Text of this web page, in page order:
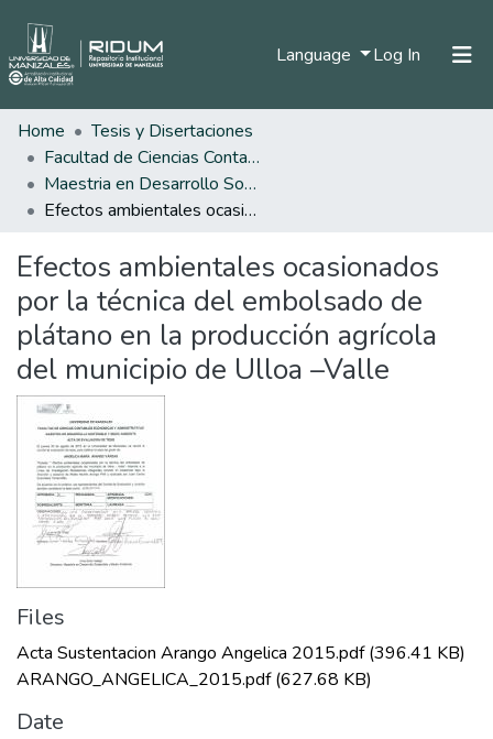
Language Log In (current)
Statistics
Home
Tesis y Disertaciones
Facultad de Ciencias Contables Económicas y Administrativas
Maestria en Desarrollo Sostenible y Medio Ambiente
Efectos ambientales ocasionados por la técnica del embolsado de plátano en la producción agrícola del municipio de Ulloa –Valle
Efectos ambientales ocasionados
por la técnica del embolsado de
plátano en la producción agrícola
del municipio de Ulloa –Valle
Files
Acta Sustentacion Arango Angelica 2015.pdf(396.41 KB)
ARANGO_ANGELICA_2015.pdf(627.68 KB)
Date